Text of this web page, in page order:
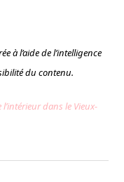
à l’aide de l’intelligence
du contenu.
l’intérieur dans le Vieux-